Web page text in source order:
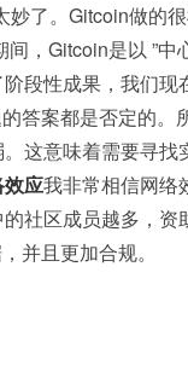
妙了。Gitcoin做的
，Gitcoin是以 ”
段性成果，我们
答案都是否定的
这意味着需要寻
效应我非常相信网络
社区成员越多，资
并且更加合规。